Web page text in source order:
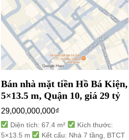
Bán nhà mặt tiền Hồ Bá Kiện,
5×13.5 m, Quận 10, giá 29 tỷ
29,000,000,000₫
Diện tích: 67.4 m²
Kích thước:
5×13.5 m
Kết cấu: Nhà 7 tầng, BTCT